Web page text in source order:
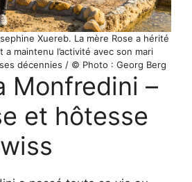
Xuereb. La mère Rose a hérité
maintenu l’activité avec son mari
décennies / © Photo : Georg Berg
Monfredini –
et hôtesse